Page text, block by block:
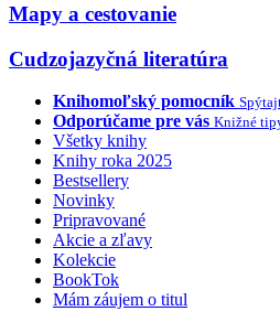
Mapy a cestovanie
Cudzojazyčná literatúra
Knihomoľský pomocník
Odporúčame pre vás Knižné
Všetky knihy
Knihy roka 2025
Bestsellery
Novinky
Pripravované
Akcie a zľavy
Kolekcie
BookTok
Mám záujem o titul